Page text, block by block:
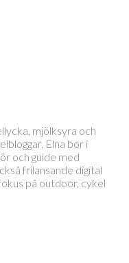
mjölksyra och
Elna bor i
och guide med
frilansande digital
på outdoor, cykel